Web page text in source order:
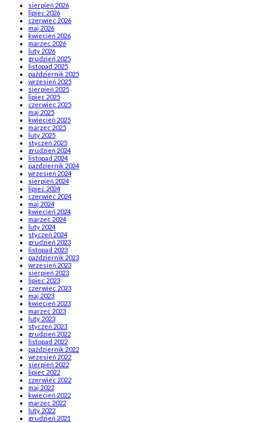
sierpień 2026
lipiec 2026
czerwiec 2026
maj 2026
kwiecień 2026
marzec 2026
luty 2026
grudzień 2025
listopad 2025
październik 2025
wrzesień 2025
sierpień 2025
lipiec 2025
czerwiec 2025
maj 2025
kwiecień 2025
marzec 2025
luty 2025
styczeń 2025
grudzień 2024
listopad 2024
październik 2024
wrzesień 2024
sierpień 2024
lipiec 2024
czerwiec 2024
maj 2024
kwiecień 2024
marzec 2024
luty 2024
styczeń 2024
grudzień 2023
listopad 2023
październik 2023
wrzesień 2023
sierpień 2023
lipiec 2023
czerwiec 2023
maj 2023
kwiecień 2023
marzec 2023
luty 2023
styczeń 2023
grudzień 2022
listopad 2022
październik 2022
wrzesień 2022
sierpień 2022
lipiec 2022
czerwiec 2022
maj 2022
kwiecień 2022
marzec 2022
luty 2022
grudzień 2021